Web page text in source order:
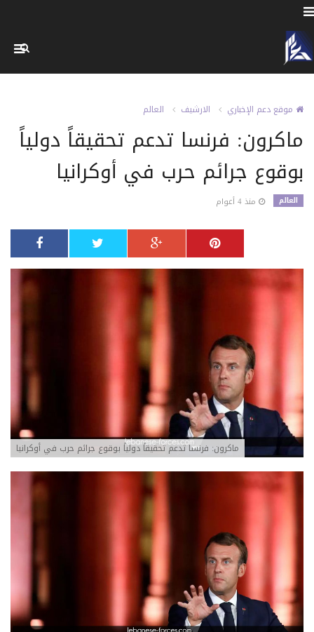
موقع دعم الإخباري الارشيف العالم
ماكرون: فرنسا تدعم تحقيقاً دولياً
بوقوع جرائم حرب في أوكرانيا
العالم منذ 4 أعوام
ماكرون: فرنسا تدعم تحقيقاً دولياً بوقوع جرائم حرب في أوكرانيا